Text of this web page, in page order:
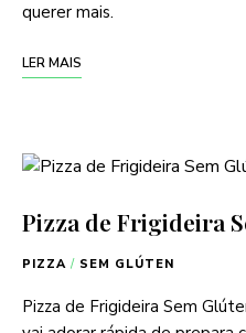
querer mais.
LER MAIS
Pizza de Frigideira
PIZZA / SEM GLÚTEN
Pizza de Frigideira Sem